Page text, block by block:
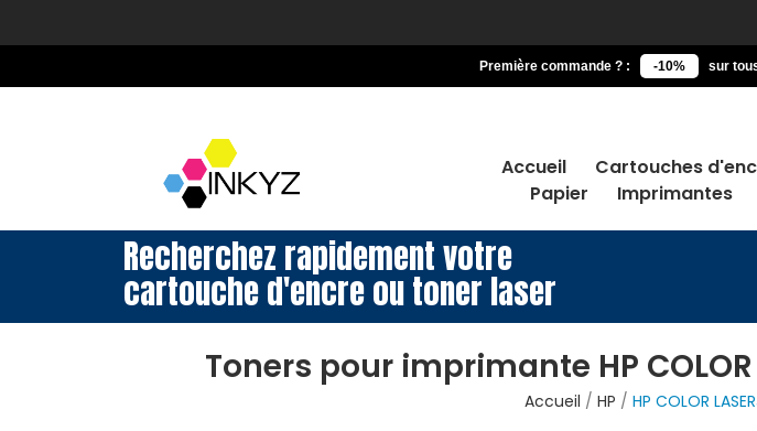
Première commande ? : -10% sur
Accueil Cartouches
Papier
Imprimantes
Recherchez rapidement votre
cartouche d'encre ou toner laser
Toners pour imprimante HP COLOR
Accueil HP
HP COLOR